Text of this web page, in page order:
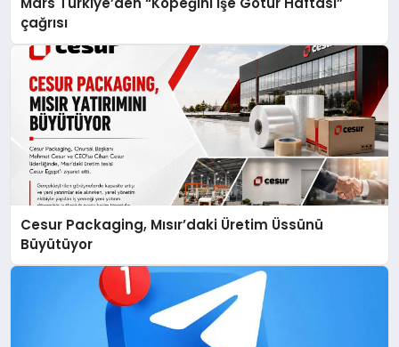
çağrısı
Cesur Packaging, Mısır’daki Üretim Üssünü
Büyütüyor